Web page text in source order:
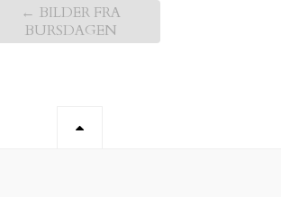
← BILDER FRA
BURSDAGEN